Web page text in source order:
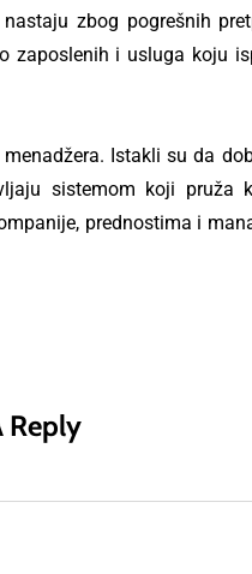
zbog pogrešnih
i usluga koju
Istakli su da
sistemom koji pruža
prednostima i
Reply